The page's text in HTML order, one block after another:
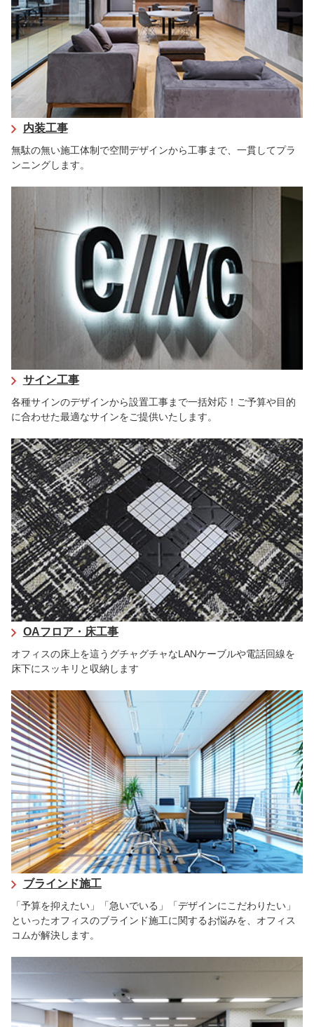
内装工事
無駄の無い施工体制で空間デザインから工事まで、一貫してプラ
ンニングします。
サイン工事
各種サインのデザインから設置工事まで一括対応！ご予算や目的
に合わせた最適なサインをご提供いたします。
OAフロア・床工事
オフィスの床上を這うグチャグチャなLANケーブルや電話回線を
床下にスッキリと収納します
ブラインド施工
「予算を抑えたい」「急いでいる」「デザインにこだわりたい」
といったオフィスのブラインド施工に関するお悩みを、オフィス
コムが解決します。